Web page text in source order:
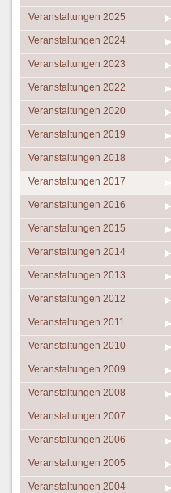
Veranstaltungen 2025
Veranstaltungen 2024
Veranstaltungen 2023
Veranstaltungen 2022
Veranstaltungen 2020
Veranstaltungen 2019
Veranstaltungen 2018
Veranstaltungen 2017
Veranstaltungen 2016
Veranstaltungen 2015
Veranstaltungen 2014
Veranstaltungen 2013
Veranstaltungen 2012
Veranstaltungen 2011
Veranstaltungen 2010
Veranstaltungen 2009
Veranstaltungen 2008
Veranstaltungen 2007
Veranstaltungen 2006
Veranstaltungen 2005
Veranstaltungen 2004